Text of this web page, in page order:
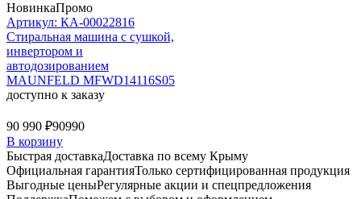
НовинкаПромо
Артикул: КА-00022816
Стиральная машина c сушкой,
инвертором и
автодозированием
MAUNFELD MFWD14116S05
доступно к заказу
90 990 ₽90990
В корзину
Быстрая доставкаДоставка по всему Крыму
Официальная гарантияТолько сертифицированная продукция
Выгодные ценыРегулярные акции и спецпредложения